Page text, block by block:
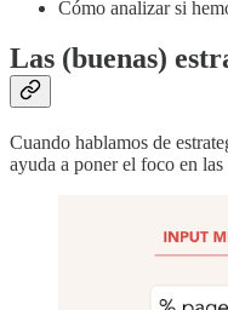
Cómo analizar si
Las (buenas)
Cuando hablamos de
ayuda a poner el foco en